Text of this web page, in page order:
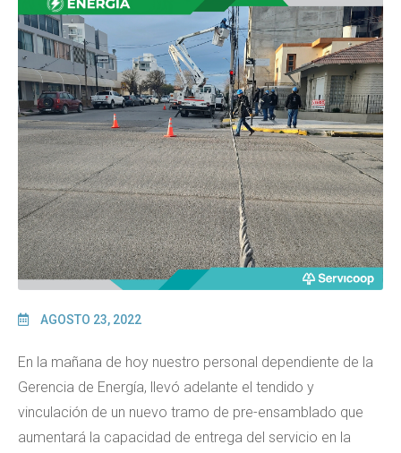
AGOSTO 23, 2022
En la mañana de hoy nuestro personal dependiente de la
Gerencia de Energía, llevó adelante el tendido y
vinculación de un nuevo tramo de pre-ensamblado que
aumentará la capacidad de entrega del servicio en la